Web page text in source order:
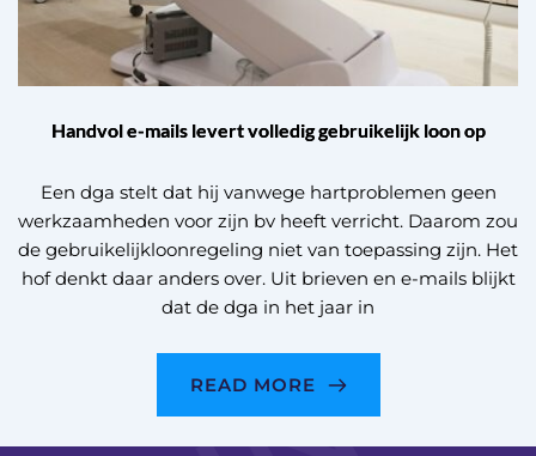
Handvol e-mails levert volledig gebruikelijk loon op
Een dga stelt dat hij vanwege hartproblemen geen
werkzaamheden voor zijn bv heeft verricht. Daarom zou
de gebruikelijkloonregeling niet van toepassing zijn. Het
hof denkt daar anders over. Uit brieven en e-mails blijkt
dat de dga in het jaar in
READ MORE